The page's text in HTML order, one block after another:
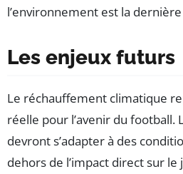
l’environnement est la
Les enjeux futurs
Le réchauffement climatique
réelle pour l’avenir du football.
devront s’adapter à des
dehors de l’impact direct sur